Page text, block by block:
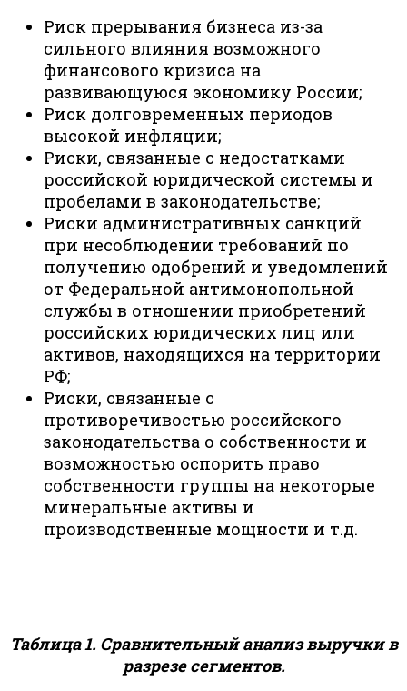
Риск прерывания бизнеса из-за
сильного влияния возможного
финансового кризиса на
развивающуюся экономику России;
Риск долговременных периодов
высокой инфляции;
Риски, связанные с недостатками
российской юридической системы и
пробелами в законодательстве;
Риски административных санкций
при несоблюдении требований по
получению одобрений и уведомлений
от Федеральной антимонопольной
службы в отношении приобретений
российских юридических лиц или
активов, находящихся на территории
РФ;
Риски, связанные с
противоречивостью российского
законодательства о собственности и
возможностью оспорить право
собственности группы на некоторые
минеральные активы и
производственные мощности и т.д.
Таблица 1. Сравнительный анализ выручки в
разрезе сегментов.